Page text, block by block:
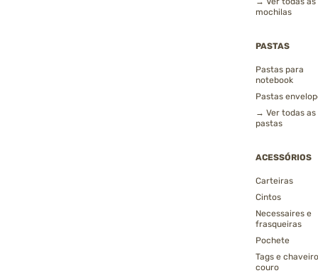
mochilas
PASTAS
Pastas para
notebook
Pastas
→ Ver todas as
pastas
ACESSÓRIOS
Carteiras
Cintos
Necessaires e
frasqueiras
Pochete
Tags e
couro